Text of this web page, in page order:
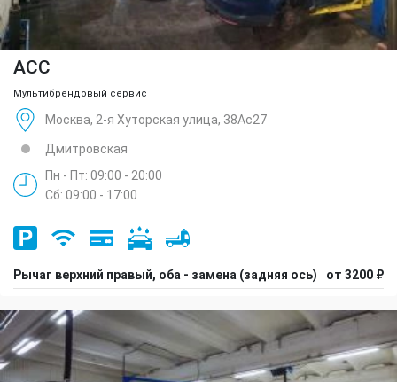
ACC
Мультибрендовый сервис
Москва, 2-я Хуторская улица, 38Ас27
Дмитровская
Пн - Пт: 09:00 - 20:00
Сб: 09:00 - 17:00
Рычаг верхний правый, оба - замена (задняя ось) от 3200 ₽